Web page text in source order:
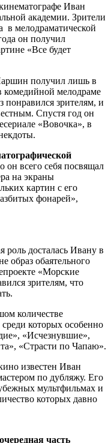
Иван
академии. Зрители
в мелодраматической
он получил
«Все будет
получил лишь в
комедийной мелодраме
зрителям, и
Спустя год он
«Вовочка», в
он всего себя посвящал
на экраны
картин с его
фонарей»,
роль досталась Ивану в
образ обаятельного
«Морские
зрителям, что
количестве
которых особенно
«Исчезнувшие»,
«Страсти по Чапаю».
известен Иван
по дубляжу. Его
мультфильмах и
которых давно
часть